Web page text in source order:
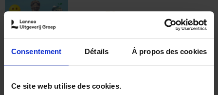
Consentement Détails À propos des cookies
Ce site web utilise des cookies.
€37,50